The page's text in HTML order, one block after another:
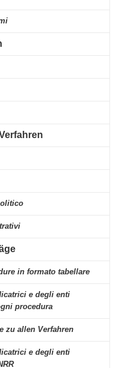
in formato tabellare
e degli enti
procedura
zu allen Verfahren
e degli enti